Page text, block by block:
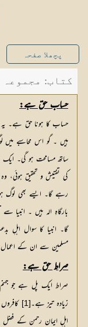
پچھلا صفحہ
کتاب: مجموعہ
حساب حق ہے:
حساب کا ہونا حق ہے۔
ہیں ۔ گو اس محاسبے
ساتھ مسامحت ہو گی۔
کی تفتیش و تحقیق ہوئی،
رہے گا۔ ایسے بھی لوگ
بارگاہِ الہ ہیں ۔ انبیا
گا۔ انبیا کا سوال
مسلمین سے ان کے
صراط حق ہے:
صراط ایک پل ہے جو
زیادہ تیز ہے۔[1]